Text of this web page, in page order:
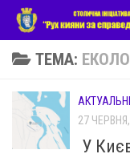
Skip to content
ТЕМА:
27
У